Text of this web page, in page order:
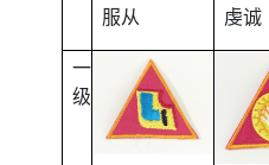
服从
虔诚
一
级